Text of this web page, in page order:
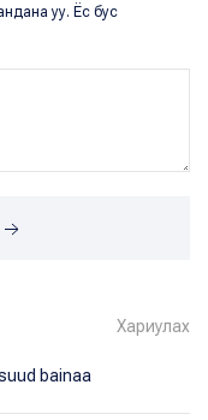
уу. Ёс бус
Хариулах
bainaa